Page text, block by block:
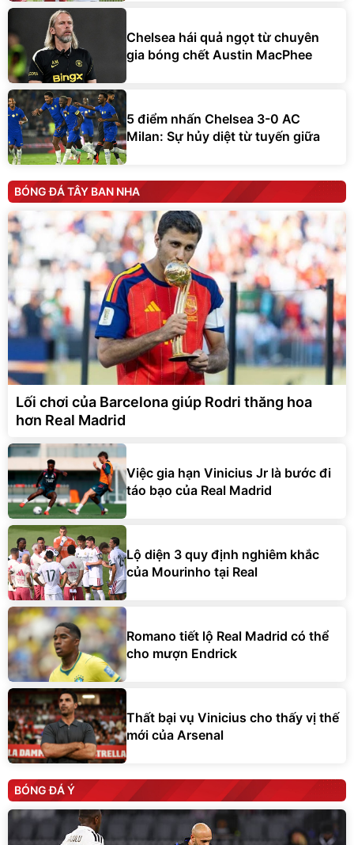
Chelsea hái quả ngọt từ chuyên
gia bóng chết Austin MacPhee
5 điểm nhấn Chelsea 3-0 AC
Milan: Sự hủy diệt từ tuyến giữa
BÓNG ĐÁ TÂY BAN NHA
Lối chơi của Barcelona giúp Rodri thăng hoa
hơn Real Madrid
Việc gia hạn Vinicius Jr là bước đi
táo bạo của Real Madrid
Lộ diện 3 quy định nghiêm khắc
của Mourinho tại Real
Romano tiết lộ Real Madrid có thể
cho mượn Endrick
Thất bại vụ Vinicius cho thấy vị thế
mới của Arsenal
BÓNG ĐÁ Ý